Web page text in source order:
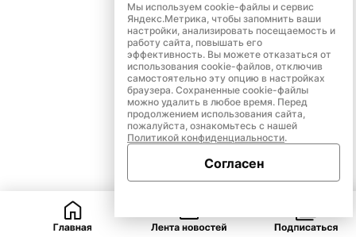
Мы используем cookie-файлы и сервис
Яндекс.Метрика, чтобы запомнить ваши
настройки, анализировать посещаемость и
работу сайта, повышать его
эффективность. Вы можете отказаться от
использования cookie-файлов, отключив
самостоятельно эту опцию в настройках
браузера. Сохраненные cookie-файлы
можно удалить в любое время. Перед
продолжением использования сайта,
пожалуйста, ознакомьтесь с нашей
Политикой конфиденциальности.
Согласен